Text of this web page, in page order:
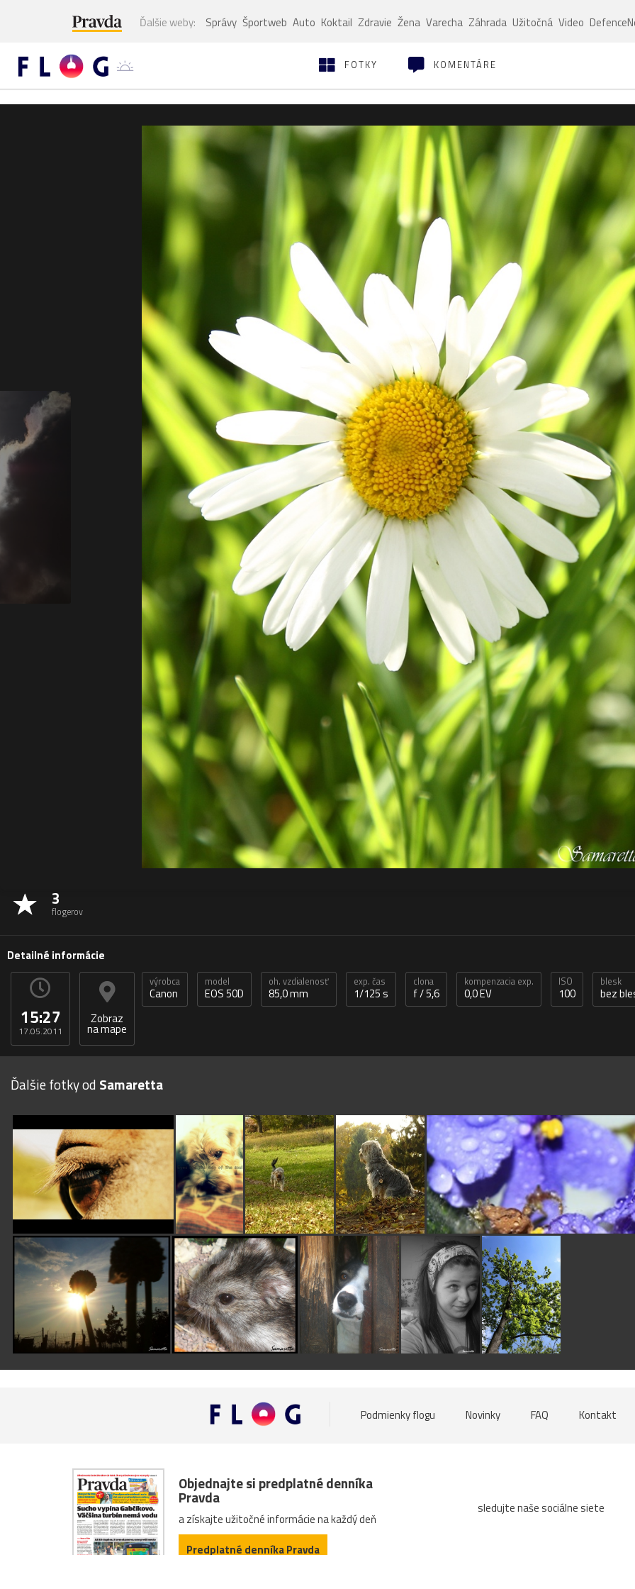
Ďalšie weby: Správy Športweb Auto Koktail Zdravie Žena Varecha Záhrada Užitočná Video
FOTKY KOMENTÁRE
3
flogerov
Detailné informácie
15:27
17.05.2011
Zobraz
na mape
výrobca
Canon
model
EOS 50D
oh. vzdialenosť
85,0 mm
exp. čas
1/125 s
clona
f / 5,6
kompenzacia exp.
0,0 EV
ISO
100
blesk
bez
Ďalšie fotky od Samaretta
Podmienky flogu Novinky FAQ Kontakt
Objednajte si predplatné denníka
Pravda
a získajte užitočné informácie na každý deň
Predplatné denníka Pravda
sledujte naše sociálne siete